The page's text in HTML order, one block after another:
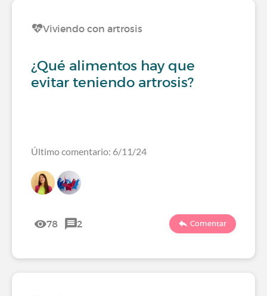
Viviendo con artrosis
¿Qué alimentos hay que
evitar teniendo artrosis?
Último comentario: 6/11/24
78 2 Comentar